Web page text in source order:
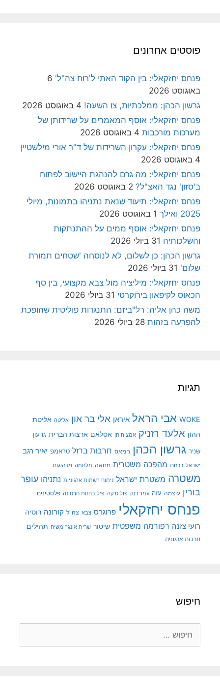
פוסטים אחרונים
פנחס יחזקאלי: בין הקוד האתי ל'רוח צה"ל' 6
באוגוסט 2026
גרשון הכהן: ממלכתיות, צו השעה! 4 באוגוסט 2026
פנחס יחזקאלי: אוסף המאמרים על שרידותן של
מערכות מורכבות 4 באוגוסט 2026
פנחס יחזקאלי: עקרון השרידות של ד"ר אורי מילשטיין
4 באוגוסט 2026
פנחס יחזקאלי: מה גרם להנהגת היישוב לפתוח
ב'סזון' נגד האצ"ל? 2 באוגוסט 2026
פנחס יחזקאלי: תיעוד שנאת נתניהו בתמונות, מיולי
2025 ואילך
1 באוגוסט 2026
פנחס יחזקאלי: אוסף ממים על ההתנתקות
והשלכותיה 31 ביולי 2026
גרשון הכהן: כן לשלום, לא לנוסחה 'שטחים תמורת
שלום' 31 ביולי 2026
פנחס יחזקאלי: מיליציה מול צבא מקצועי, בין סף
הכאוס לקיפאון בירוקרטי 31 ביולי 2026
משה כהן אליה: רל"ביזם: התנגדות פוליטית שהופכת
להפרעה בזהות 28 ביולי 2026
תגיות
WOKE אבי הראל איראן אלי בר און אליטה אליטת
ההון אלעד רזניק אמציה חן אסלאם ארצות הברית גדעון
שניר גרשון הכהן חמאס חרבות ברזל טראמפ יאיר רגב
ישראל כרזות מהפכה משטרית מחאה מלחמה מנהיגות
משטרה משטרת ישראל ניתוח רשתות ארגוניות נתניהו עופר
בורין עוצמה עזה עמר דנק פוליטיקה פיל בחנות חרסינה פלסטינים
פנחס יחזקאלי פרוגרס צבא צה"ל קורונה רוסיה
רועי צזנה רפורמה משפטית שיטור שרית אונגר משיח תהילים
תרבות ארגונית
חיפוש